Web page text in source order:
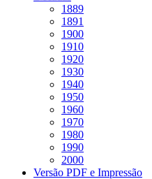
1889
1891
1900
1910
1920
1930
1940
1950
1960
1970
1980
1990
2000
Versão PDF e Impressão